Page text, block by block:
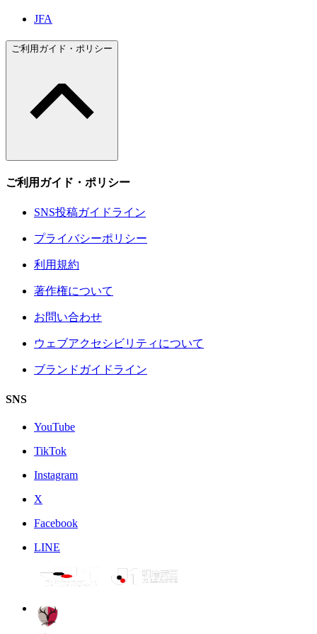
JFA
ご利用ガイド・ポリシー
ご利用ガイド・ポリシー
SNS投稿ガイドライン
プライバシーポリシー
利用規約
著作権について
お問い合わせ
ウェブアクセシビリティについて
ブランドガイドライン
SNS
YouTube
TikTok
Instagram
X
Facebook
LINE